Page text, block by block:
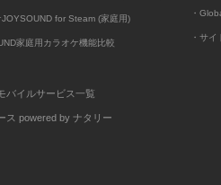
JOYSOUND for Steam (家庭用)
家庭用カラオケ機能比較
バイルサービス一覧
ス powered by ナタリー
・
・サ